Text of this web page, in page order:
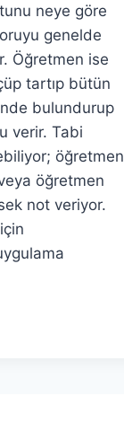
neye göre
genelde
Öğretmen ise
tartıp bütün
bulundurup
verir. Tabi
öğretmen
öğretmen
not veriyor.